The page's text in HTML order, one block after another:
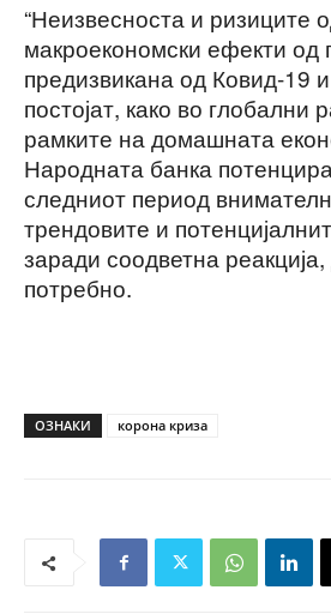
“Неизвесноста и ризиците
макроекономски ефекти од
предизвикана од Ковид-19
постојат, како во глобални
рамките на домашната
Народната банка
следниот период
трендовите и
заради соодветна
потребно.
ОЗНАКИ корона криза